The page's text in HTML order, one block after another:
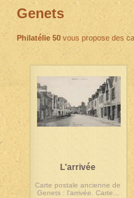
Genets
Philatélie 50 vous propose des
L'arrivée
Carte postale ancienne de
Genets : l'arrivée. Carte...